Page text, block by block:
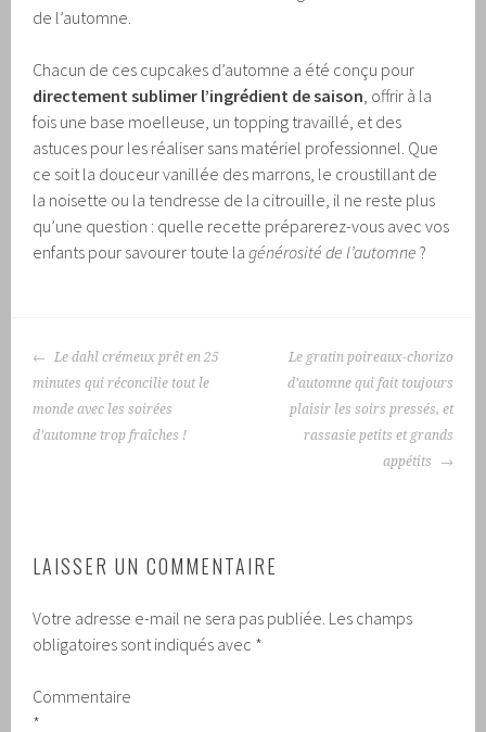
de l’automne.
Chacun de ces cupcakes d’automne a été conçu pour
directement sublimer l’ingrédient de saison, offrir à la
fois une base moelleuse, un topping travaillé, et des
astuces pour les réaliser sans matériel professionnel. Que
ce soit la douceur vanillée des marrons, le croustillant de
la noisette ou la tendresse de la citrouille, il ne reste plus
qu’une question : quelle recette préparerez-vous avec vos
enfants pour savourer toute lagénérosité de l’automne ?
NAVIGATION
DES
ARTICLES
Le dahl crémeux prêt en 25
minutes qui réconcilie tout le
monde avec les soirées
d’automne trop fraîches !
Le gratin poireaux-chorizo
d’automne qui fait toujours
plaisir les soirs pressés, et
rassasie petits et grands
appétits
LAISSER UN COMMENTAIRE
Votre adresse e-mail ne sera pas publiée. Les champs
obligatoires sont indiqués avec *
Commentaire
*